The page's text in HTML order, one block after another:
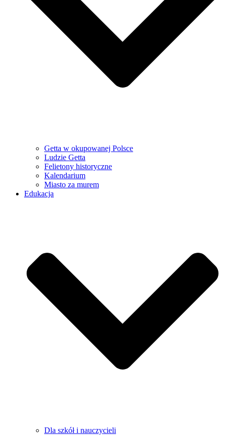
Getta w okupowanej Polsce
Ludzie Getta
Felietony historyczne
Kalendarium
Miasto za murem
Edukacja
Dla szkół i nauczycieli